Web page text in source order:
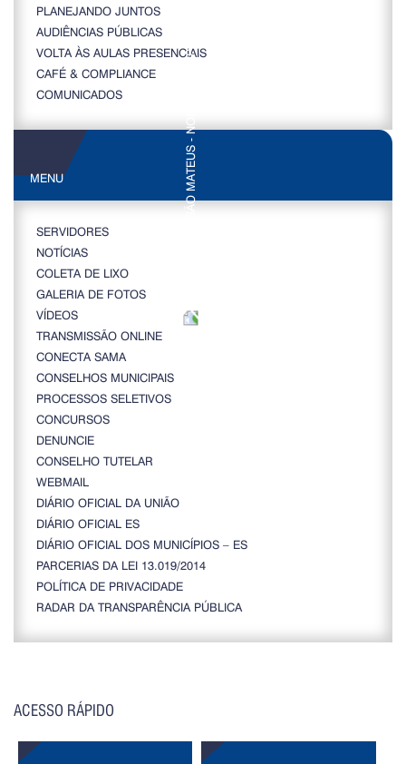
PLANEJANDO JUNTOS
AUDIÊNCIAS PÚBLICAS
VOLTA ÀS AULAS PRESENCIAIS
CAFÉ & COMPLIANCE
COMUNICADOS
MENU
SERVIDORES
NOTÍCIAS
COLETA DE LIXO
GALERIA DE FOTOS
VÍDEOS
TRANSMISSÃO ONLINE
CONECTA SAMA
CONSELHOS MUNICIPAIS
PROCESSOS SELETIVOS
CONCURSOS
DENUNCIE
CONSELHO TUTELAR
WEBMAIL
DIÁRIO OFICIAL DA UNIÃO
DIÁRIO OFICIAL ES
DIÁRIO OFICIAL DOS MUNICÍPIOS – ES
PARCERIAS DA LEI 13.019/2014
POLÍTICA DE PRIVACIDADE
RADAR DA TRANSPARÊNCIA PÚBLICA
ACESSO RÁPIDO